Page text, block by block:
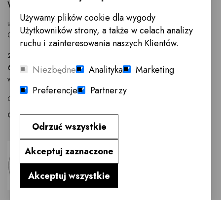
WARSZAWA
ul. Puławska 326 - budynek Enel-Med
02-819 Warszawa
22 855 40 97
601 777 299
warszawa@innemeble.pl
GODZINY OTWARCIA : Poniedziałek -Sobota 10.00 - 18.00
Odwiedź salon meblowy Warszawa →
Używamy plików cookie dla wygody
Użytkowników strony, a także w celach analizy
ruchu i zainteresowania naszych Klientów.
Niezbędne Analityka
Marketing
Preferencje
Partnerzy
Odrzuć wszystkie
Akceptuj zaznaczone
Akceptuj wszystkie